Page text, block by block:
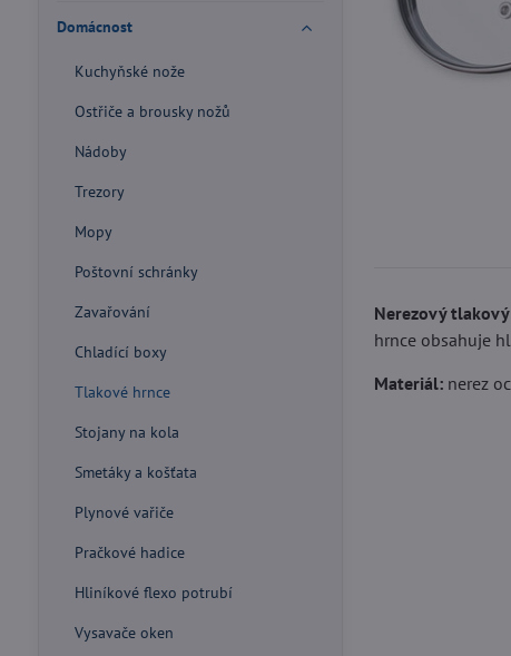
Nerezový
hrnce obsahuje
Materiál: nerez
Domácnost
Kuchyňské nože
Ostřiče a brousky nožů
Nádoby
Trezory
Mopy
Poštovní schránky
Zavařování
Chladící boxy
Tlakové hrnce
Stojany na kola
Smetáky a košťata
Plynové vařiče
Pračkové hadice
Hliníkové flexo potrubí
Vysavače oken